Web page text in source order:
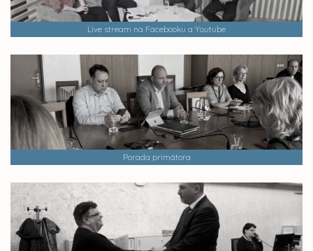
Live stream na Facebooku a Youtube
Porada primátora